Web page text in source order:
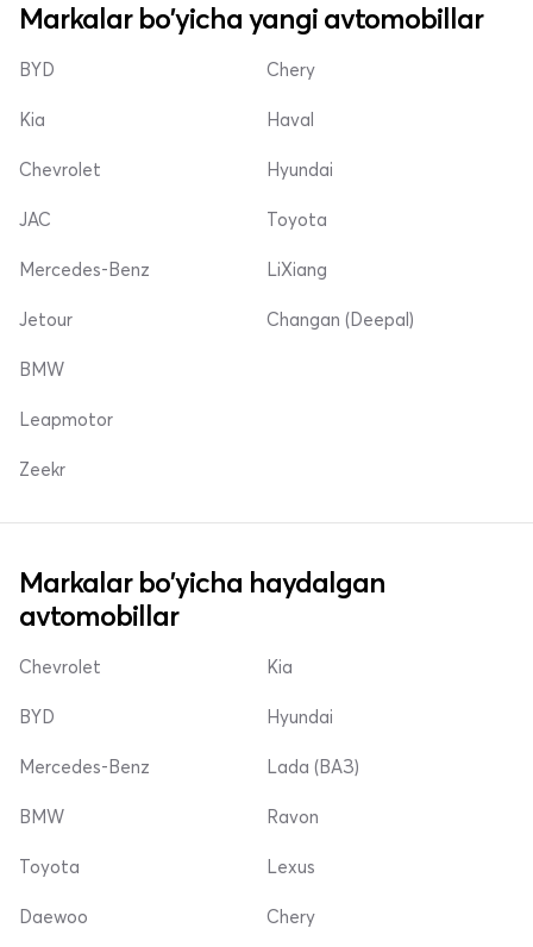
Markalar bo'yicha yangi avtomobillar
BYD
Kia
Chevrolet
Chery
Haval
Hyundai
JAC
Mercedes-Benz
Jetour
Toyota
LiXiang
Changan (Deepal)
BMW
Leapmotor
Zeekr
Markalar bo'yicha haydalgan
avtomobillar
Chevrolet
BYD
Mercedes-Benz
Kia
Hyundai
Lada (ВАЗ)
BMW
Toyota
Daewoo
Ravon
Lexus
Chery